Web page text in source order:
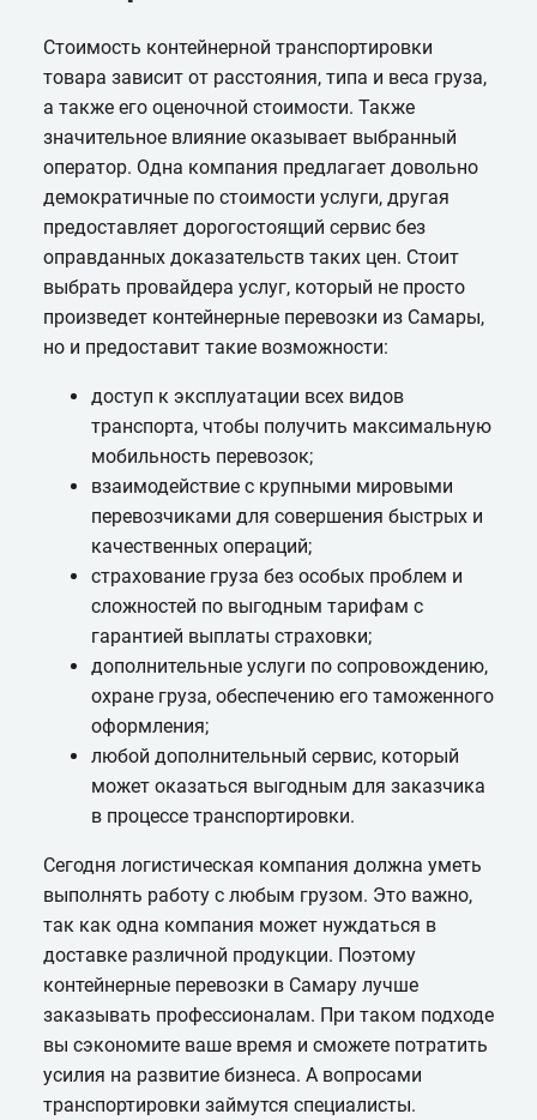
Стоимость контейнерной транспортировки
товара зависит от расстояния, типа и веса груза,
а также его оценочной стоимости. Также
значительное влияние оказывает выбранный
оператор. Одна компания предлагает довольно
демократичные по стоимости услуги, другая
предоставляет дорогостоящий сервис без
оправданных доказательств таких цен. Стоит
выбрать провайдера услуг, который не просто
произведет контейнерные перевозки из Самары,
но и предоставит такие возможности:
доступ к эксплуатации всех видов
транспорта, чтобы получить максимальную
мобильность перевозок;
взаимодействие с крупными мировыми
перевозчиками для совершения быстрых и
качественных операций;
страхование груза без особых проблем и
сложностей по выгодным тарифам с
гарантией выплаты страховки;
дополнительные услуги по сопровождению,
охране груза, обеспечению его таможенного
оформления;
любой дополнительный сервис, который
может оказаться выгодным для заказчика
в процессе транспортировки.
Сегодня логистическая компания должна уметь
выполнять работу с любым грузом. Это важно,
так как одна компания может нуждаться в
доставке различной продукции. Поэтому
контейнерные перевозки в Самару лучше
заказывать профессионалам. При таком подходе
вы сэкономите ваше время и сможете потратить
усилия на развитие бизнеса. А вопросами
транспортировки займутся специалисты.